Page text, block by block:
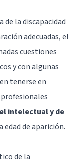
de la discapacidad
adecuadas, el
cuestiones
y con algunas
tenerse en
intelectual y de
edad de aparición.
de la